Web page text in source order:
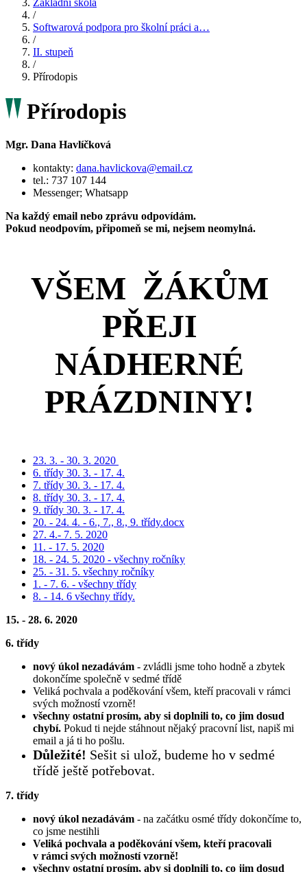
Základní škola
/
Softwarová podpora pro školní práci a…
/
II. stupeň
/
Přírodopis
Přírodopis
Mgr. Dana Havlíčková
kontakty: dana.havlickova@email.cz
tel.: 737 107 144
Messenger; Whatsapp
Na každý email nebo zprávu odpovídám.
Pokud neodpovím, připomeň se mi, nejsem neomylná.
VŠEM ŽÁKŮM
PŘEJI
NÁDHERNÉ
PRÁZDNINY!
23. 3. - 30. 3. 2020
6. třídy 30. 3. - 17. 4.
7. třídy 30. 3. - 17. 4.
8. třídy 30. 3. - 17. 4.
9. třídy 30. 3. - 17. 4.
20. - 24. 4. - 6., 7., 8., 9. třídy.docx
27. 4.- 7. 5. 2020
11. - 17. 5. 2020
18. - 24. 5. 2020 - všechny ročníky
25. - 31. 5. všechny ročníky
1. - 7. 6. - všechny třídy
8. - 14. 6 všechny třídy.
15. - 28. 6. 2020
6. třídy
nový úkol nezadávám - zvládli jsme toho hodně a zbytek
dokončíme společně v sedmé třídě
Veliká pochvala a poděkování všem, kteří pracovali v rámci
svých možností vzorně!
všechny ostatní prosím, aby si doplnili to, co jim dosud
chybí. Pokud ti nejde stáhnout nějaký pracovní list, napiš mi
email a já ti ho pošlu.
Důležité! Sešit si ulož, budeme ho v sedmé
třídě ještě potřebovat.
7. třídy
nový úkol nezadávám - na začátku osmé třídy dokončíme to,
co jsme nestihli
Veliká pochvala a poděkování všem, kteří pracovali
v rámci svých možností vzorně!
všechny ostatní prosím, aby si doplnili to, co jim dosud